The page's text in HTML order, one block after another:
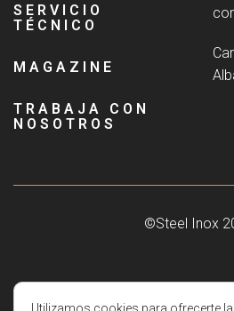
SERVICIO
TÉCNICO
MAGAZINE
TRABAJA CON
NOSOTROS
©Steel Inox